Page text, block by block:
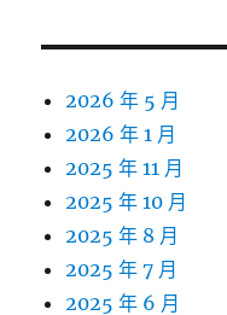
2026 年 5 月
2026 年 1 月
2025 年 11 月
2025 年 10 月
2025 年 8 月
2025 年 7 月
2025 年 6 月